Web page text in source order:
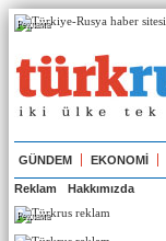
Реклама
GÜNDEM EKONOMİ
Reklam Hakkımızda
Реклама